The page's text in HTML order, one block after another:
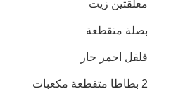
معلقتين زيت
بصلة متقطعة
فلفل احمر حار
2 بطاطا متقطعة مكعبات